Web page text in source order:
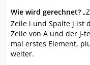
Wie wird gerechnet?
Zeile i und Spalte j ist
Zeile von A und der j-
mal erstes Element,
weiter.